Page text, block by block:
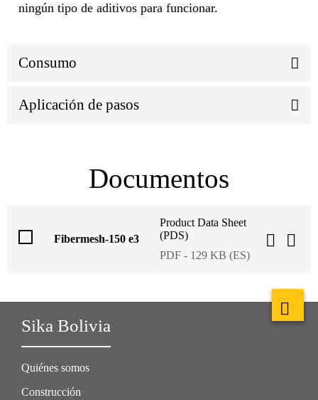
ningún tipo de aditivos para funcionar.
Consumo
Aplicación de pasos
Documentos
Fibermesh-150 e3
Product Data Sheet
(PDS)
PDF - 129 KB (ES)
Sika Bolivia
Quiénes somos
Construcción